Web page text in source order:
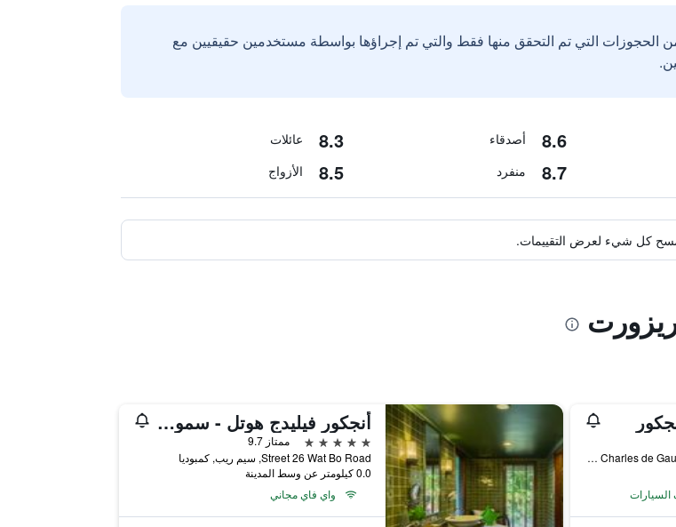
الحجوزات التي تم التحقق منها فقط والتي تم إجراؤها بواسطة مستخدمين حقيقيين مع
8.6 أصدقاء 8.3 عائلات
8.7 منفرد 8.5 الأزواج
مسح كل شيء لعرض التقييمات.
1 Vithei Charles de Gaulle, Khum Svay, Dang Kumm, سيم ريب, كمبوديا
أنجكور فيليدج هوتل - سمول لاكشري هوتلز أوف ذا وورلد
5 نجوم
ممتاز 9.7
Street 26 Wat Bo Road, سيم ريب, كمبوديا
0.0 كيلومتر عن وسط المدينة
واي فاي مجاني